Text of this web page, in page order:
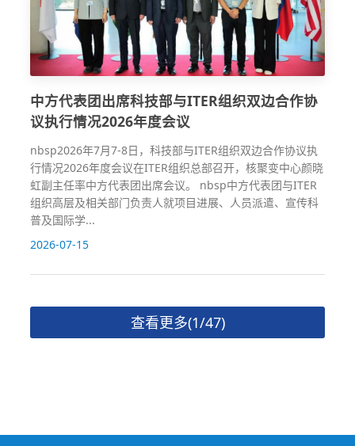
中方代表团出席科技部与ITER组织双边合作协
议执行情况2026年度会议
nbsp2026年7月7-8日，科技部与ITER组织双边合作协议执
行情况2026年度会议在ITER组织总部召开，核聚变中心颜晓
虹副主任率中方代表团出席会议。 nbsp中方代表团与ITER
组织高层及相关部门负责人就项目进展、人员派遣、宣传科
普及国际学...
2026-07-15
查看更多(1/47)